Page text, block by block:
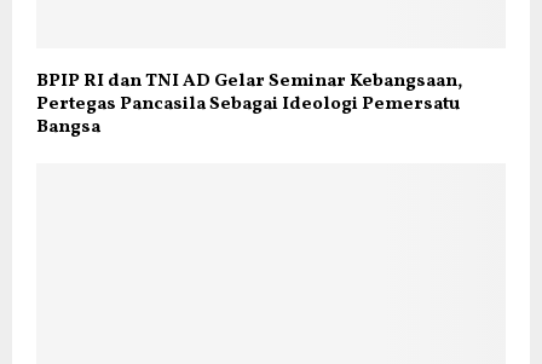
BPIP RI dan TNI AD Gelar Seminar Kebangsaan,
Pertegas Pancasila Sebagai Ideologi Pemersatu
Bangsa